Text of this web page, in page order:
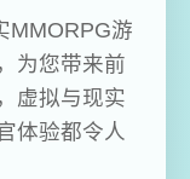
MMORPG游
为您带来前
虚拟与现实
体验都令人